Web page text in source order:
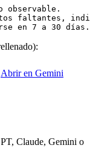
observable.
faltantes,
en 7 a 30 días.
Abrir en Gemini
Claude, Gemini o